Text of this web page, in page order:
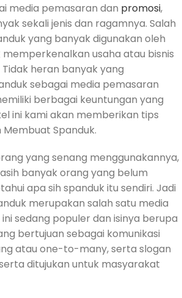
media pemasaran dan promosi,
sekali jenis dan ragamnya. Salah
yang banyak digunakan oleh
usaha atau bisnis
heran banyak yang
sebagai media pemasaran
berbagai keuntungan yang
ini kami akan memberikan tips
Spanduk.
yang senang menggunakannya,
banyak orang yang belum
apa sih spanduk itu sendiri. Jadi
merupakan salah satu media
sedang populer dan isinya berupa
bertujuan sebagai komunikasi
atau one-to-many, serta slogan
ditujukan untuk masyarakat